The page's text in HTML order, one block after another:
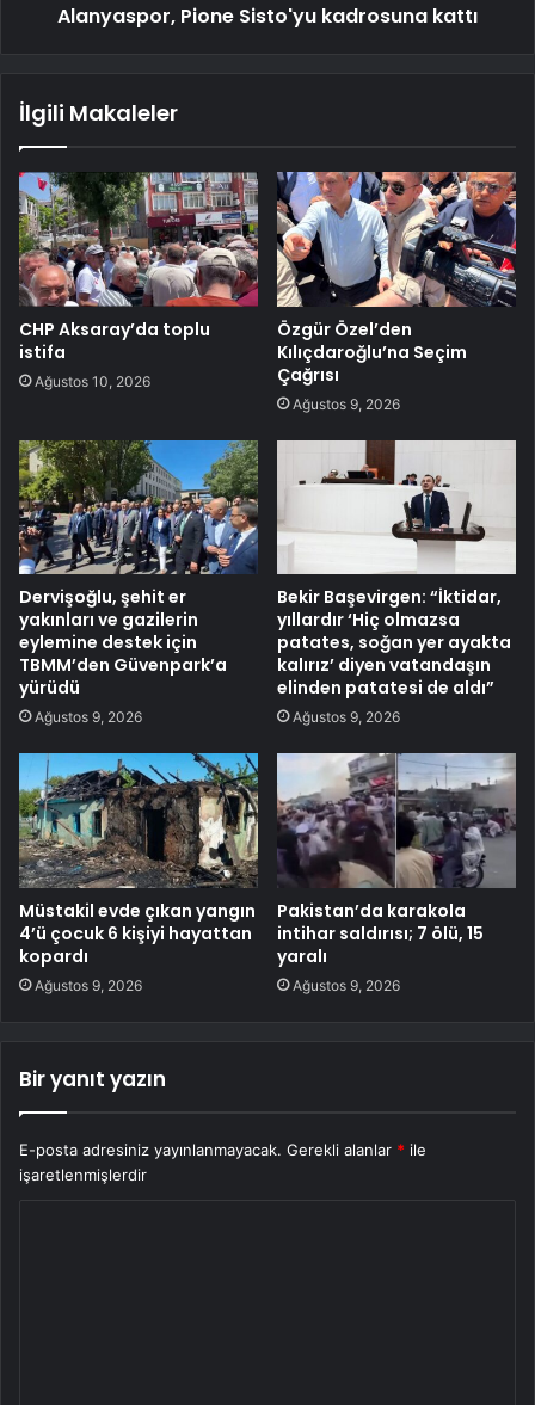
Alanyaspor, Pione Sisto'yu kadrosuna kattı
İlgili Makaleler
CHP Aksaray’da toplu
istifa
Ağustos 10, 2026
Özgür Özel’den
Kılıçdaroğlu’na Seçim
Çağrısı
Ağustos 9, 2026
Dervişoğlu, şehit er
yakınları ve gazilerin
eylemine destek için
TBMM’den Güvenpark’a
yürüdü
Ağustos 9, 2026
Bekir Başevirgen: “İktidar,
yıllardır ‘Hiç olmazsa
patates, soğan yer ayakta
kalırız’ diyen vatandaşın
elinden patatesi de aldı”
Ağustos 9, 2026
Müstakil evde çıkan yangın
4’ü çocuk 6 kişiyi hayattan
kopardı
Ağustos 9, 2026
Pakistan’da karakola
intihar saldırısı; 7 ölü, 15
yaralı
Ağustos 9, 2026
Bir yanıt yazın
E-posta adresiniz yayınlanmayacak. Gerekli alanlar * ile
işaretlenmişlerdir